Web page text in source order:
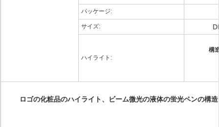
パッケージ:
サイズ:
ハイライト:
構
ロゴの化粧品のハイライト、ビーム微光の液体の蛍光ペンの構